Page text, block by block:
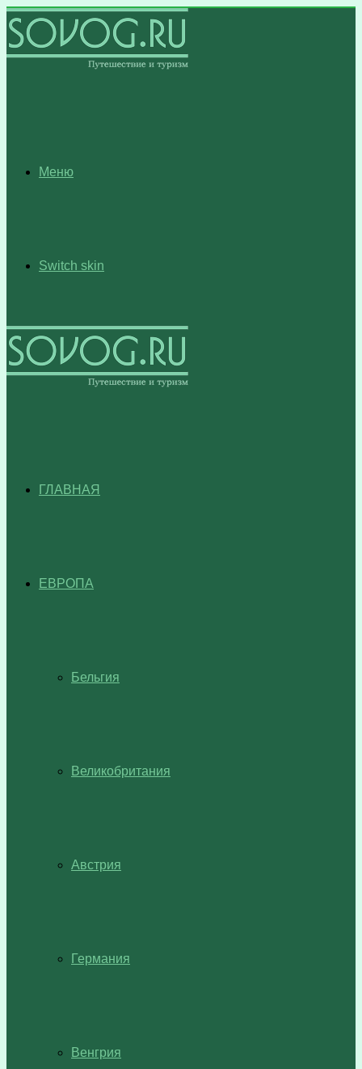
Меню
Switch skin
ГЛАВНАЯ
ЕВРОПА
Бельгия
Великобритания
Австрия
Германия
Венгрия